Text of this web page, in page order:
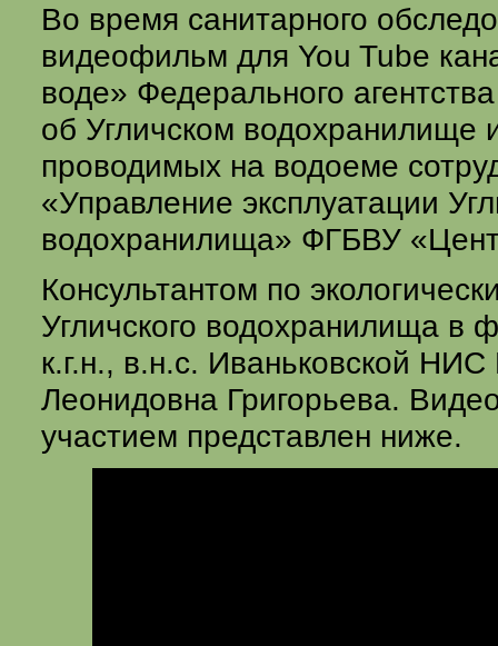
Во время санитарного
видеофильм для You Tube
воде» Федерального
об Угличском водохранилище
проводимых на водоеме
«Управление эксплуатации
водохранилища» ФГБВУ
Консультантом по
Угличского водохранилища в
к.г.н., в.н.с. Иваньковской
Леонидовна Григорьева.
участием представлен ниже.